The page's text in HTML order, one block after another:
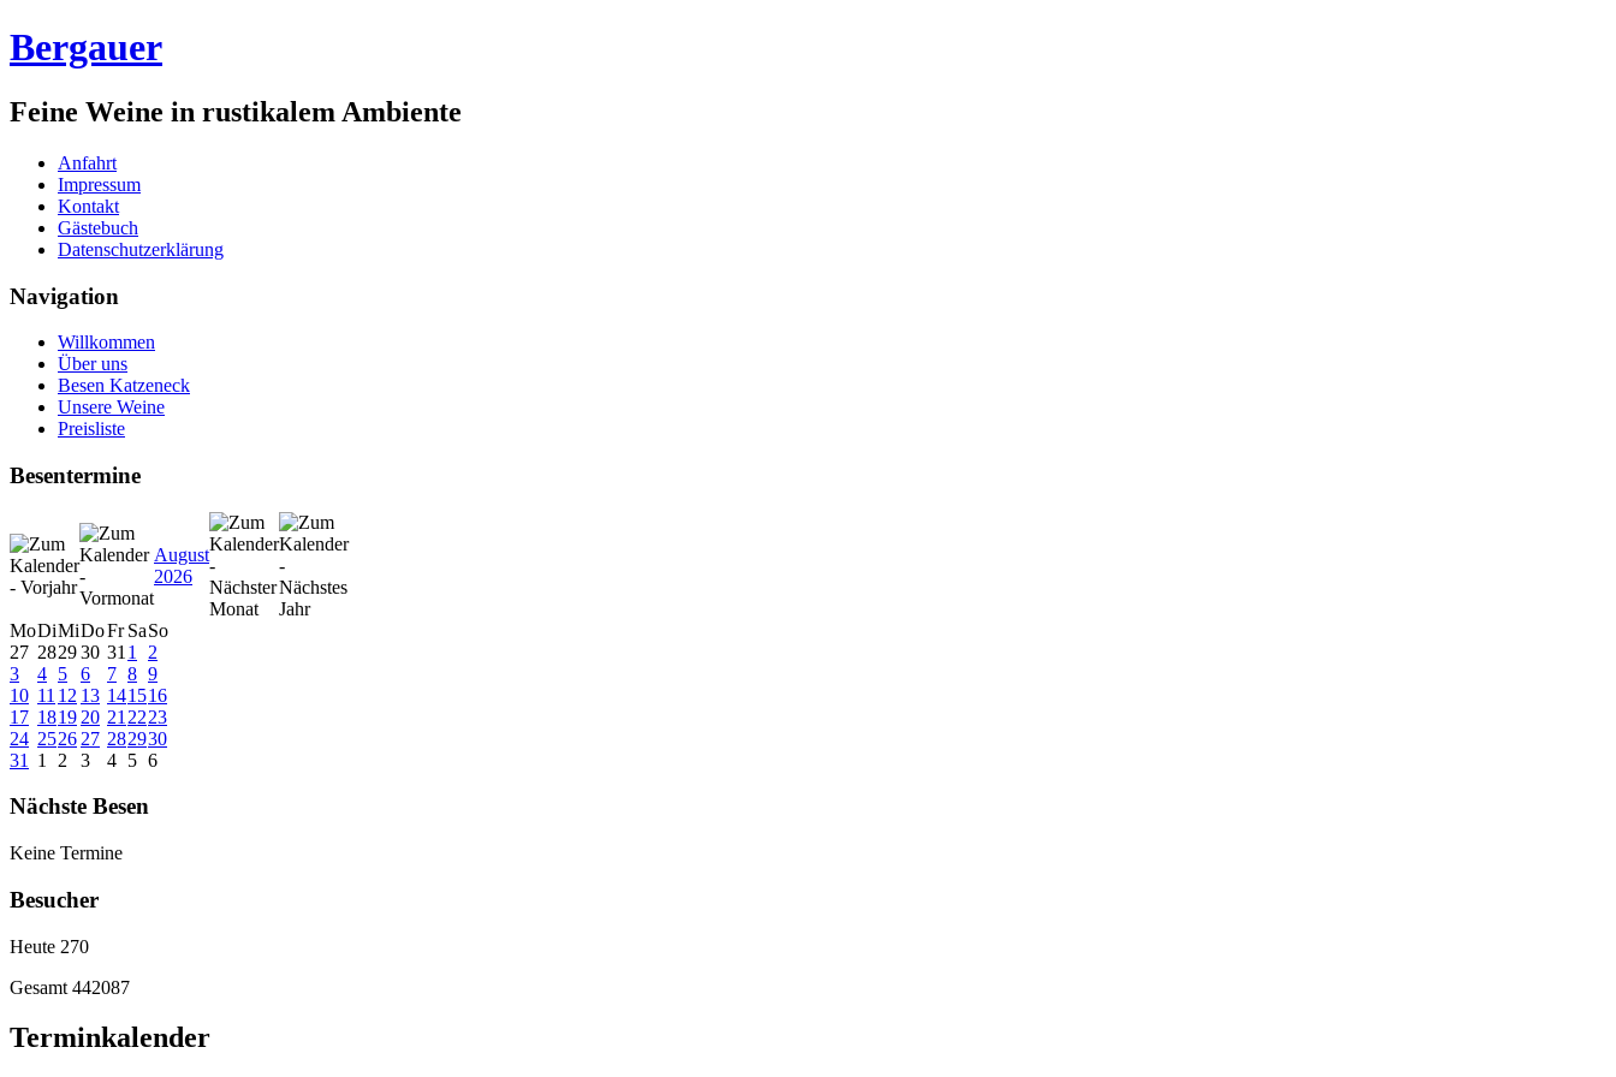
Bergauer
Feine Weine in rustikalem Ambiente
Anfahrt
Impressum
Kontakt
Gästebuch
Datenschutzerklärung
Navigation
Willkommen
Über uns
Besen Katzeneck
Unsere Weine
Preisliste
Besentermine
August
2026
MoDiMiDoFr SaSo
27 282930 31 1
2
3
4 5 6 7 8 9
10 11 12 13 141516
17 1819 20 21 2223
24 2526 27 282930
31
1 2 3 4 5 6
Nächste Besen
Keine Termine
Besucher
Heute 270
Gesamt 442087
Terminkalender